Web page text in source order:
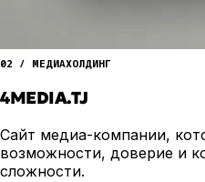
02 / МЕДИАХОЛДИНГ
4MEDIA.TJ
Сайт медиа-компании,
возможности, доверие и
сложности.